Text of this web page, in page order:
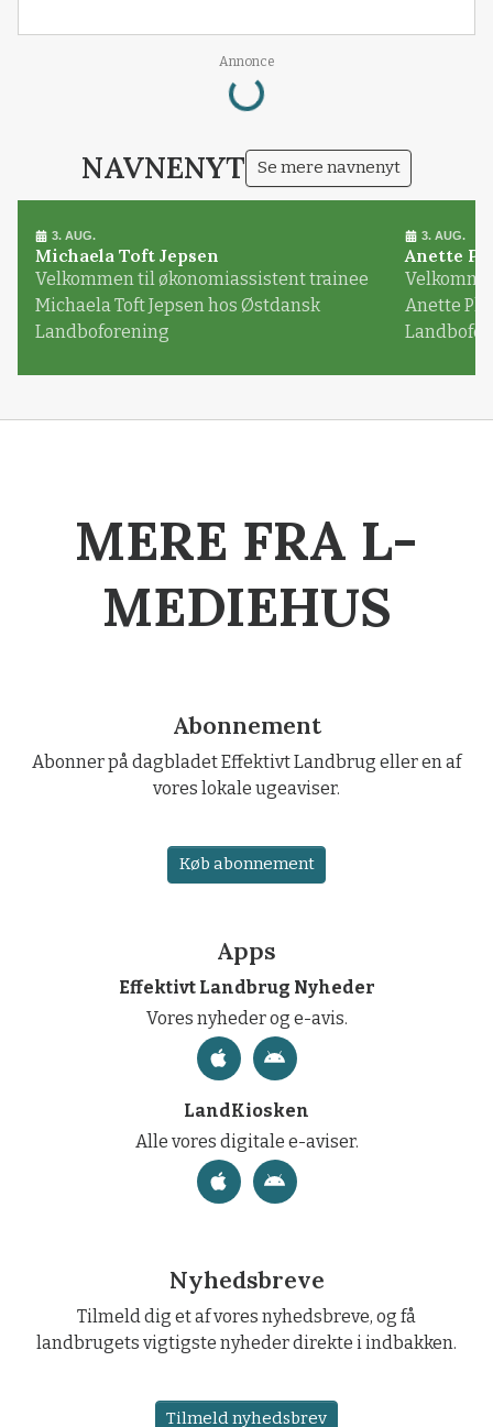
Annonce
Loading...
NAVNENYT Se mere navnenyt
3. AUG.
Michaela Toft Jepsen
Velkommen til økonomiassistent trainee
Michaela Toft Jepsen hos Østdansk
Landboforening
3. AUG.
Anette
Anette
MERE FRA L-
MEDIEHUS
Abonnement
Abonner på dagbladet Effektivt Landbrug eller en af
vores lokale ugeaviser.
Køb abonnement
Apps
Effektivt Landbrug Nyheder
Vores nyheder og e-avis.
LandKiosken
Alle vores digitale e-aviser.
Nyhedsbreve
Tilmeld dig et af vores nyhedsbreve, og få
landbrugets vigtigste nyheder direkte i indbakken.
Tilmeld nyhedsbrev